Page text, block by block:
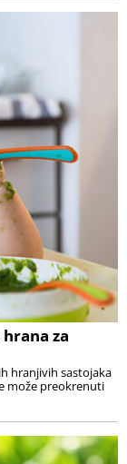
hrana za
hranjivih sastojaka
može preokrenuti